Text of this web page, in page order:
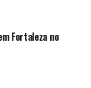
Fortaleza no